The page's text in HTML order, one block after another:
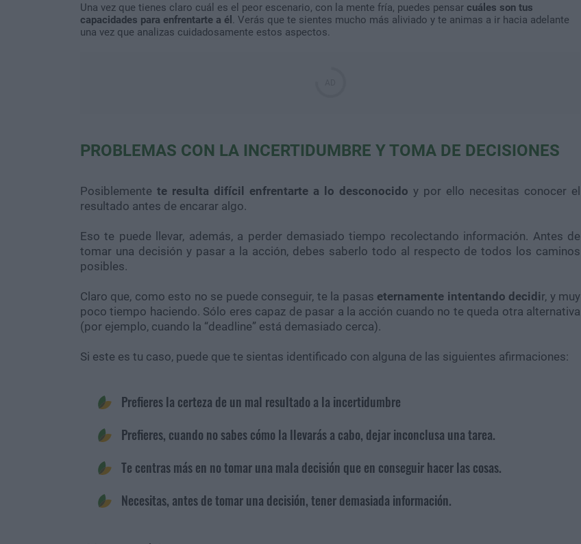
Una vez que tienes claro cuál es el peor escenario, con la mente fría, puedes pensar cuáles son tus
capacidades para enfrentarte a él . Verás que te sientes mucho más aliviado y te animas a ir hacia adelante
una vez que analizas cuidadosamente estos aspectos.
PROBLEMAS CON LA INCERTIDUMBRE Y TOMA DE DECISIONES
Posiblemente te resulta difícil enfrentarte a lo desconocido y por ello necesitas conocer el
resultado antes de encarar algo.
Eso te puede llevar, además, a perder demasiado tiempo recolectando información. Antes de
tomar una decisión y pasar a la acción, debes saberlo todo al respecto de todos los caminos
posibles.
Claro que, como esto no se puede conseguir, te la pasas eternamente intentando decidir, y muy
poco tiempo haciendo. Sólo eres capaz de pasar a la acción cuando no te queda otra alternativa
(por ejemplo, cuando la “deadline” está demasiado cerca).
Si este es tu caso, puede que te sientas identificado con alguna de las siguientes afirmaciones:
Prefieres la certeza de un mal resultado a la incertidumbre
Prefieres, cuando no sabes cómo la llevarás a cabo, dejar inconclusa una tarea.
Te centras más en no tomar una mala decisión que en conseguir hacer las cosas.
Necesitas, antes de tomar una decisión, tener demasiada información.